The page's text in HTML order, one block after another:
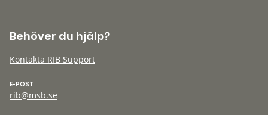
Behöver du hjälp?
Kontakta RIB Support
E-POST
rib@msb.se